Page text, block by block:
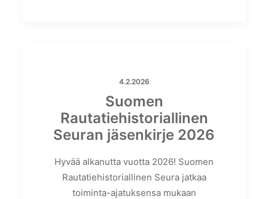
4.2.2026
Suomen
Rautatiehistoriallinen
Seuran jäsenkirje 2026
Hyvää alkanutta vuotta 2026! Suomen
Rautatiehistoriallinen Seura jatkaa
toiminta-ajatuksensa mukaan